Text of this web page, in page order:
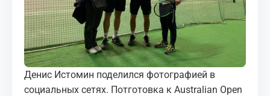
КОНТАКТЫ
UZ-PIN
Денис Истомин поделился фотографией в
социальных сетях. Потготовка к Australian Open